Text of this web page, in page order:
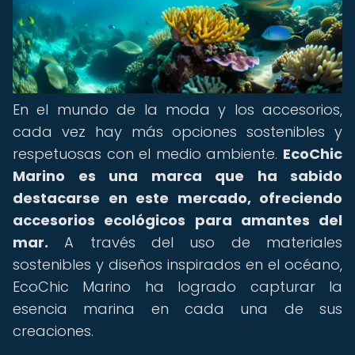
En el mundo de la moda y los accesorios,
cada vez hay más opciones sostenibles y
respetuosas con el medio ambiente. EcoChic
Marino es una marca que ha sabido
destacarse en este mercado, ofreciendo
accesorios ecológicos para amantes del
mar. A través del uso de materiales
sostenibles y diseños inspirados en el océano,
EcoChic Marino ha logrado capturar la
esencia marina en cada una de sus
creaciones.